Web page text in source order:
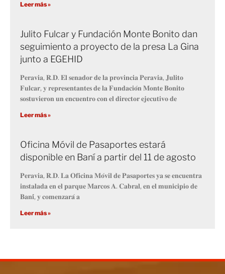
Leer más »
Julito Fulcar y Fundación Monte Bonito dan
seguimiento a proyecto de la presa La Gina
junto a EGEHID
𝐏𝐞𝐫𝐚𝐯𝐢𝐚, 𝐑.𝐃. 𝐄𝐥 𝐬𝐞𝐧𝐚𝐝𝐨𝐫 𝐝𝐞 𝐥𝐚 𝐩𝐫𝐨𝐯𝐢𝐧𝐜𝐢𝐚 𝐏𝐞𝐫𝐚𝐯𝐢𝐚, 𝐉𝐮𝐥𝐢𝐭𝐨
𝐅𝐮𝐥𝐜𝐚𝐫, 𝐲 𝐫𝐞𝐩𝐫𝐞𝐬𝐞𝐧𝐭𝐚𝐧𝐭𝐞𝐬 𝐝𝐞 𝐥𝐚 𝐅𝐮𝐧𝐝𝐚𝐜𝐢𝐨́𝐧 𝐌𝐨𝐧𝐭𝐞 𝐁𝐨𝐧𝐢𝐭𝐨
𝐬𝐨𝐬𝐭𝐮𝐯𝐢𝐞𝐫𝐨𝐧 𝐮𝐧 𝐞𝐧𝐜𝐮𝐞𝐧𝐭𝐫𝐨 𝐜𝐨𝐧 𝐞𝐥 𝐝𝐢𝐫𝐞𝐜𝐭𝐨𝐫 𝐞𝐣𝐞𝐜𝐮𝐭𝐢𝐯𝐨 𝐝𝐞
Leer más »
Oficina Móvil de Pasaportes estará
disponible en Baní a partir del 11 de agosto
𝐏𝐞𝐫𝐚𝐯𝐢𝐚, 𝐑.𝐃. 𝐋𝐚 𝐎𝐟𝐢𝐜𝐢𝐧𝐚 𝐌𝐨́𝐯𝐢𝐥 𝐝𝐞 𝐏𝐚𝐬𝐚𝐩𝐨𝐫𝐭𝐞𝐬 𝐲𝐚 𝐬𝐞 𝐞𝐧𝐜𝐮𝐞𝐧𝐭𝐫𝐚
𝐢𝐧𝐬𝐭𝐚𝐥𝐚𝐝𝐚 𝐞𝐧 𝐞𝐥 𝐩𝐚𝐫𝐪𝐮𝐞 𝐌𝐚𝐫𝐜𝐨𝐬 𝐀. 𝐂𝐚𝐛𝐫𝐚𝐥, 𝐞𝐧 𝐞𝐥 𝐦𝐮𝐧𝐢𝐜𝐢𝐩𝐢𝐨 𝐝𝐞
𝐁𝐚𝐧𝐢́, 𝐲 𝐜𝐨𝐦𝐞𝐧𝐳𝐚𝐫𝐚́ 𝐚
Leer más »